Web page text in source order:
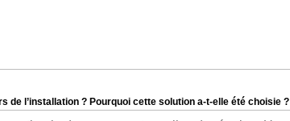
l’installation ? Pourquoi cette solution a-t-elle été choisie ?